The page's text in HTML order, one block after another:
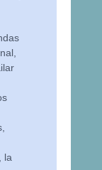
la